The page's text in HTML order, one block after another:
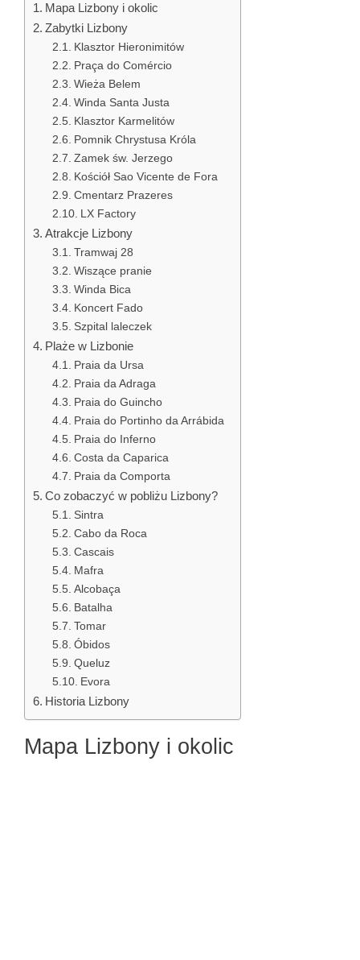
Mapa Lizbony i okolic
Zabytki Lizbony
Klasztor Hieronimitów
Praça do Comércio
Wieża Belem
Winda Santa Justa
Klasztor Karmelitów
Pomnik Chrystusa Króla
Zamek św. Jerzego
Kościół Sao Vicente de Fora
Cmentarz Prazeres
LX Factory
Atrakcje Lizbony
Tramwaj 28
Wiszące pranie
Winda Bica
Koncert Fado
Szpital laleczek
Plaże w Lizbonie
Praia da Ursa
Praia da Adraga
Praia do Guincho
Praia do Portinho da Arrábida
Praia do Inferno
Costa da Caparica
Praia da Comporta
Co zobaczyć w pobliżu Lizbony?
Sintra
Cabo da Roca
Cascais
Mafra
Alcobaça
Batalha
Tomar
Óbidos
Queluz
Evora
Historia Lizbony
Mapa Lizbony i okolic